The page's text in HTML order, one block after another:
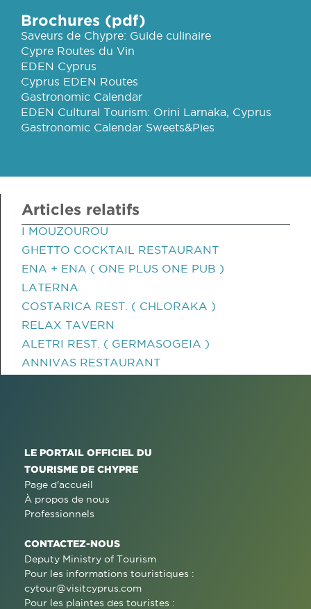
Brochures (pdf)
Saveurs de Chypre: Guide culinaire
Cypre Routes du Vin
EDEN Cyprus
Cyprus EDEN Routes
Gastronomic Calendar
EDEN Cultural Tourism: Orini Larnaka, Cyprus
Gastronomic Calendar Sweets&Pies
Articles relatifs
I MOUZOUROU
GHETTO COCKTAIL RESTAURANT
ENA + ENA ( ONE PLUS ONE PUB )
LATERNA
COSTARICA REST. ( CHLORAKA )
RELAX TAVERN
ALETRI REST. ( GERMASOGEIA )
ANNIVAS RESTAURANT
LE PORTAIL OFFICIEL DU
TOURISME DE CHYPRE
Page d'accueil
À propos de nous
Professionnels
CONTACTEZ-NOUS
Deputy Ministry of Tourism
Pour les informations touristiques :
cytour@visitcyprus.com
Pour les plaintes des touristes :